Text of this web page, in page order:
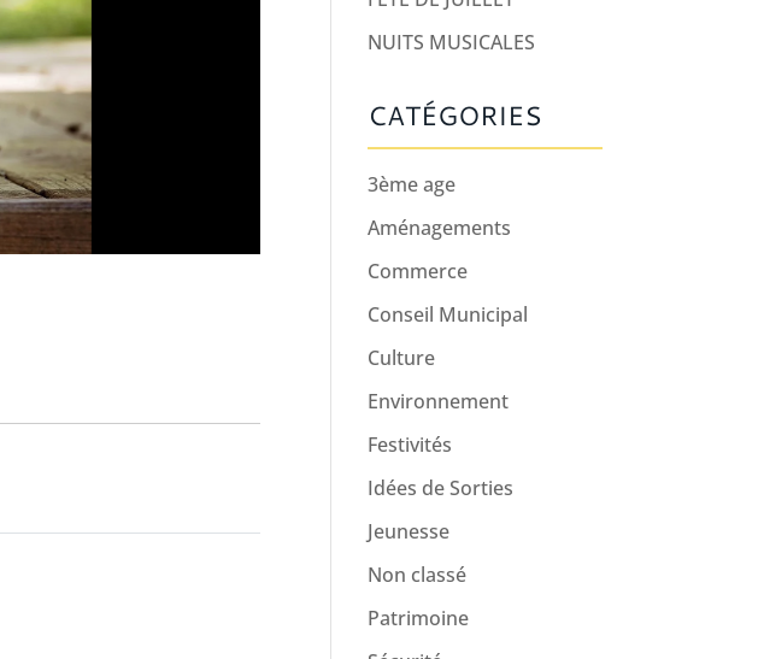
NUITS MUSICALES
CATÉGORIES
3ème age
Aménagements
Commerce
Conseil Municipal
Culture
Environnement
Festivités
Idées de Sorties
Jeunesse
Non classé
Patrimoine